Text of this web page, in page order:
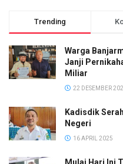
Trending
Warga
Janji
Miliar
22 DESEMBER
Kadisdik
Negeri
16 APRIL 2025